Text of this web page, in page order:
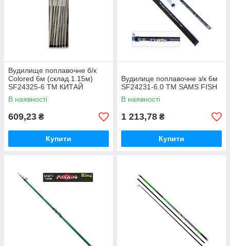
Вудилище поплавочне б/к
Colored 6м (склад.1.15м)
SF24325-6 ТМ КИТАЙ
В наявності
609,23 ₴
Купити
Вудилице поплавочне з/к 6м
SF24231-6.0 ТМ SAMS FISH
В наявності
1 213,78 ₴
Купити